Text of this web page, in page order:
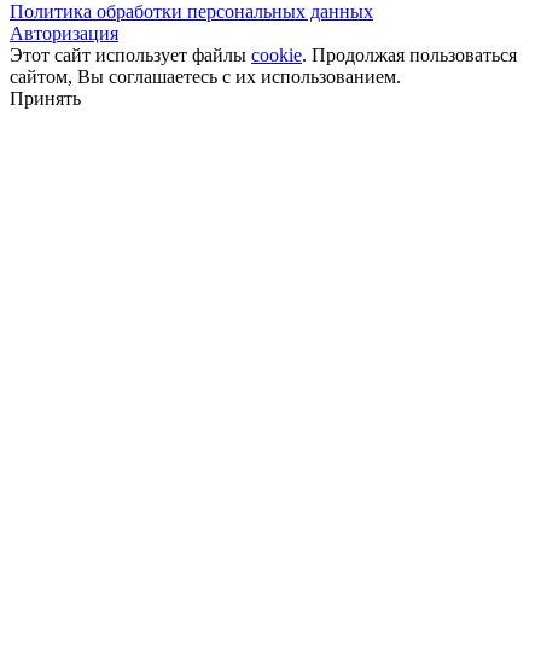
Политика обработки персональных данных
Авторизация
Этот сайт использует файлы cookie. Продолжая пользоваться
сайтом, Вы соглашаетесь с их использованием.
Принять